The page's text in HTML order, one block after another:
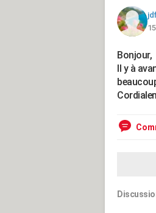
Bonjour,
Il y à